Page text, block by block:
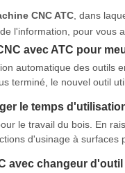
CNC ATC , dans
l'information, pour vous
avec ATC pour
automatique des outils
terminé, le nouvel outil
le temps
le travail du bois. En
d'usinage à
avec changeur